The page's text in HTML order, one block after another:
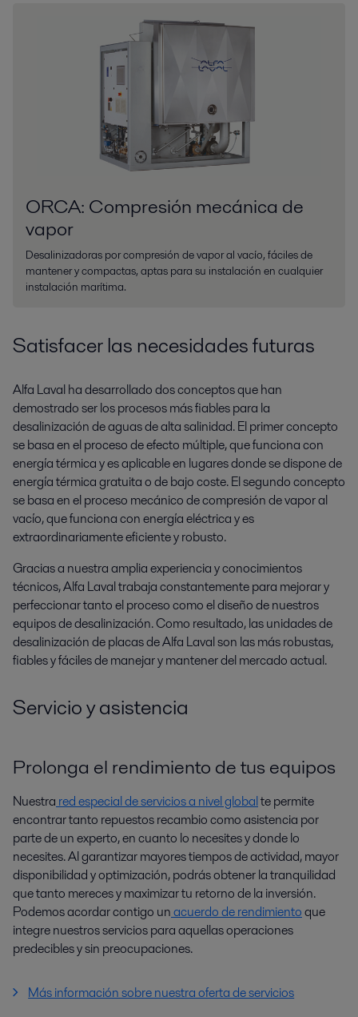
ORCA: Compresión mecánica de
vapor
Desalinizadoras por compresión de vapor al vacío, fáciles de
mantener y compactas, aptas para su instalación en cualquier
instalación marítima.
Satisfacer las necesidades futuras
Alfa Laval ha desarrollado dos conceptos que han
demostrado ser los procesos más fiables para la
desalinización de aguas de alta salinidad. El primer concepto
se basa en el proceso de efecto múltiple, que funciona con
energía térmica y es aplicable en lugares donde se dispone de
energía térmica gratuita o de bajo coste. El segundo concepto
se basa en el proceso mecánico de compresión de vapor al
vacío, que funciona con energía eléctrica y es
extraordinariamente eficiente y robusto.
Gracias a nuestra amplia experiencia y conocimientos
técnicos, Alfa Laval trabaja constantemente para mejorar y
perfeccionar tanto el proceso como el diseño de nuestros
equipos de desalinización. Como resultado, las unidades de
desalinización de placas de Alfa Laval son las más robustas,
fiables y fáciles de manejar y mantener del mercado actual.
Servicio y asistencia
Prolonga el rendimiento de tus equipos
Nuestra red especial de servicios a nivel globalte permite
encontrar tanto repuestos recambio como asistencia por
parte de un experto, en cuanto lo necesites y donde lo
necesites. Al garantizar mayores tiempos de actividad, mayor
disponibilidad y optimización, podrás obtener la tranquilidad
que tanto mereces y maximizar tu retorno de la inversión.
Podemos acordar contigo unacuerdo de rendimientoque
integre nuestros servicios para aquellas operaciones
predecibles y sin preocupaciones.
Más información sobre nuestra oferta de servicios